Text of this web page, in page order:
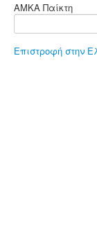
chesstu.be @
ΑΜΚΑ Παίκτη
Επιστροφή στην